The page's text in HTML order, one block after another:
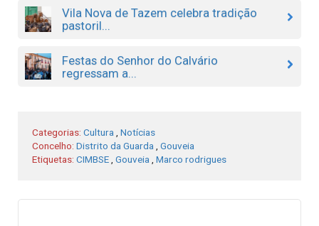
Vila Nova de Tazem celebra tradição
pastoril...
Festas do Senhor do Calvário
regressam a...
Categorias: Cultura
Notícias
Concelho: Distrito da Guarda
Gouveia
Etiquetas: CIMBSE Gouveia Marco rodrigues